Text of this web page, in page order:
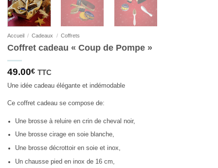
Accueil / Cadeaux / Coffrets
Coffret cadeau « Coup de Pompe »
49.00€ TTC
Une idée cadeau élégante et indémodable
Ce coffret cadeau se compose de:
Une brosse à reluire en crin de cheval noir,
Une brosse cirage en soie blanche,
Une brosse décrottoir en soie et inox,
Un chausse pied en inox de 16 cm,